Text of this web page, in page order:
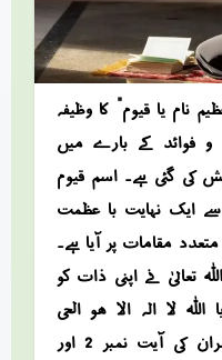
“یا قیوم” کا وظیفہ
و فوائد کے بارے میں
کی گئی ہے۔ اسم قیوم
سے ایک نہایت با عظمت
مقامات پر آیا ہے۔
تعالیٰ نے اپنی ذات کو
لا الہ الا ھو الحی
القیوم۔ اسی طرح سورہ آل عمران کی آیت نمبر 2 اور